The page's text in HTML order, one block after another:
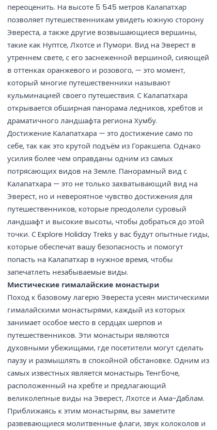
переоценить. На высоте 5 545 метров Калапатхар
позволяет путешественникам увидеть южную сторону
Эвереста, а также другие возвышающиеся вершины,
такие как Нуптсе, Лхотсе и Пумори. Вид на Эверест в
утреннем свете, с его заснеженной вершиной, сияющей
в оттенках оранжевого и розового, — это момент,
который многие путешественники называют
кульминацией своего путешествия. С Калапатхара
открывается обширная панорама ледников, хребтов и
драматичного ландшафта региона Хумбу.
Достижение Калапатхара — это достижение само по
себе, так как это крутой подъём из Горакшепа. Однако
усилия более чем оправданы одним из самых
потрясающих видов на Земле. Панорамный вид с
Калапатхара — это не только захватывающий вид на
Эверест, но и невероятное чувство достижения для
путешественников, которые преодолели суровый
ландшафт и высокие высоты, чтобы добраться до этой
точки. С Explore Holiday Treks у вас будут опытные гиды,
которые обеспечат вашу безопасность и помогут
попасть на Калапатхар в нужное время, чтобы
запечатлеть незабываемые виды.
Мистические гималайские монастыри
Поход к базовому лагерю Эвереста усеян мистическими
гималайскими монастырями, каждый из которых
занимает особое место в сердцах шерпов и
путешественников. Эти монастыри являются
духовными убежищами, где посетители могут сделать
паузу и размышлять в спокойной обстановке. Одним из
самых известных является монастырь Тенгбоче,
расположенный на хребте и предлагающий
великолепные виды на Эверест, Лхотсе и Ама-Даблам.
Приближаясь к этим монастырям, вы заметите
развевающиеся молитвенные флаги, звук колоколов и